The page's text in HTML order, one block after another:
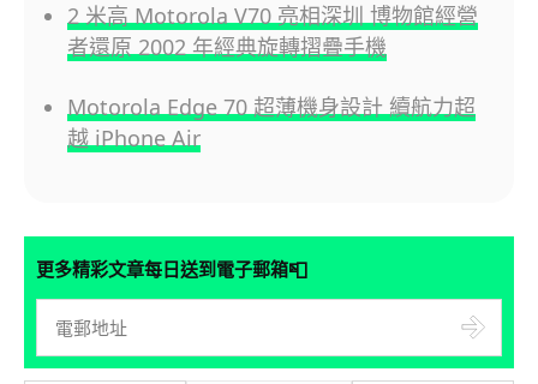
2 米高 Motorola V70 亮相深圳 博物館經營
者還原 2002 年經典旋轉摺疊手機
Motorola Edge 70 超薄機身設計 續航力超
越 iPhone Air
更多精彩文章每日送到電子郵箱📮